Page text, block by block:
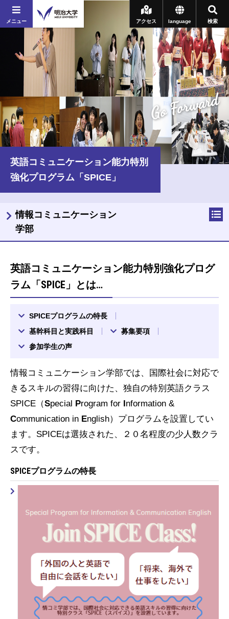
メニュー 検索
language
アクセス
Go Forward
英語コミュニケーション能力特別
強化プログラム「SPICE」
英語コミュニケーション能力特別強化プログ
ラム「SPICE」とは…
SPICEプログラムの特長
基幹科目と実践科目
募集要項
参加学生の声
情報コミュニケーション学部では、国際社会に対応で
きるスキルの習得に向けた、独自の特別英語クラス
SPICE（Special Program for Information &
Communication in English）プログラムを設置してい
ます。SPICEは選抜された、２０名程度の少人数クラ
スです。
SPICEプログラムの特長
情報コミュニケーション
学部